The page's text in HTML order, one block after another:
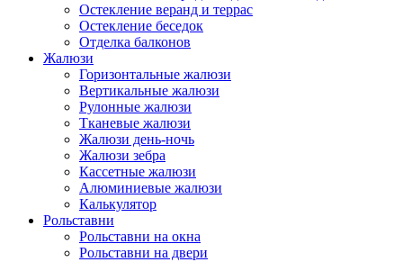
Остекление веранд и террас
Остекление беседок
Отделка балконов
Жалюзи
Горизонтальные жалюзи
Вертикальные жалюзи
Рулонные жалюзи
Тканевые жалюзи
Жалюзи день-ночь
Жалюзи зебра
Кассетные жалюзи
Алюминиевые жалюзи
Калькулятор
Рольставни
Рольставни на окна
Рольставни на двери